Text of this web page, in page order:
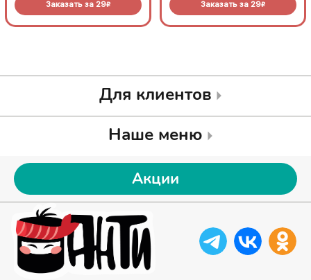
Заказать за 29R Заказать за 29R
Для клиентов
Наше меню
Акции